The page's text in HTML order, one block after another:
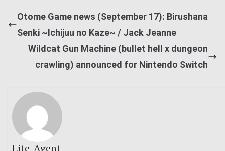
Otome Game news (September 17): Birushana
Senki ~Ichijuu no Kaze~ / Jack Jeanne
Wildcat Gun Machine (bullet hell x dungeon
crawling) announced for Nintendo Switch